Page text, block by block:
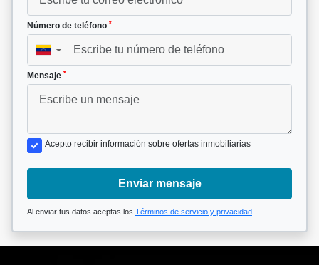
Número de teléfono *
▼
Mensaje *
Acepto recibir información sobre ofertas inmobiliarias
Enviar mensaje
Al enviar tus datos aceptas los Términos de servicio y privacidad